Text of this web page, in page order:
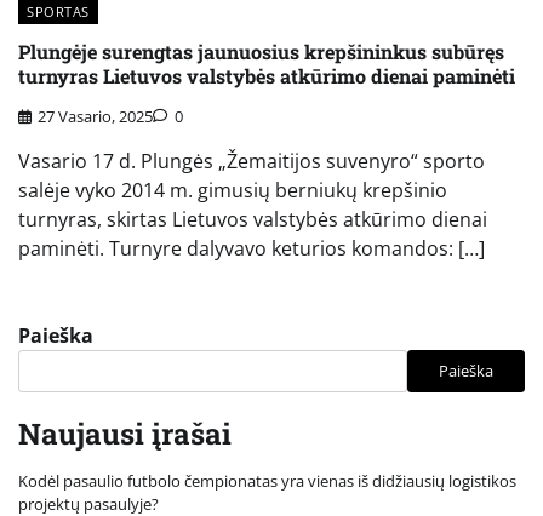
SPORTAS
Plungėje surengtas jaunuosius krepšininkus subūręs
turnyras Lietuvos valstybės atkūrimo dienai paminėti
27 Vasario, 2025 0
Vasario 17 d. Plungės „Žemaitijos suvenyro“ sporto
salėje vyko 2014 m. gimusių berniukų krepšinio
turnyras, skirtas Lietuvos valstybės atkūrimo dienai
paminėti. Turnyre dalyvavo keturios komandos: […]
Paieška
Paieška
Naujausi įrašai
Kodėl pasaulio futbolo čempionatas yra vienas iš didžiausių logistikos
projektų pasaulyje?